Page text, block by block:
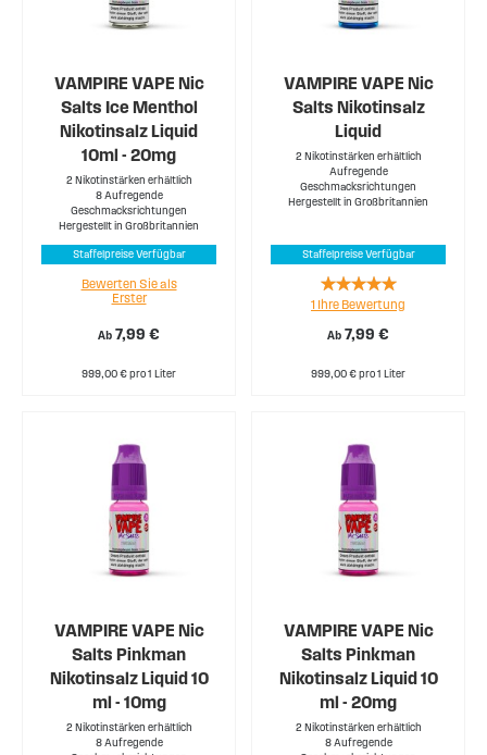
VAMPIRE VAPE Nic
Salts Ice Menthol
Nikotinsalz Liquid
10ml - 20mg
2 Nikotinstärken erhältlich
8 Aufregende
Geschmacksrichtungen
Hergestellt in Großbritannien
Staffelpreise Verfügbar
Ab 7,99 €
Bewerten Sie als
Erster
999,00 € pro 1 Liter
VAMPIRE VAPE Nic
Salts Nikotinsalz
Liquid
2 Nikotinstärken erhältlich
Aufregende
Geschmacksrichtungen
Hergestellt in Großbritannien
Staffelpreise Verfügbar
Ab 7,99 €
Rating:
100%
1 Ihre Bewertung
999,00 € pro 1 Liter
VAMPIRE VAPE Nic
Salts Pinkman
Nikotinsalz Liquid 10
ml - 10mg
2 Nikotinstärken erhältlich
8 Aufregende
VAMPIRE VAPE Nic
Salts Pinkman
Nikotinsalz Liquid 10
ml - 20mg
2 Nikotinstärken erhältlich
8 Aufregende